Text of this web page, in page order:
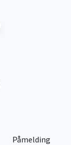
Påmelding